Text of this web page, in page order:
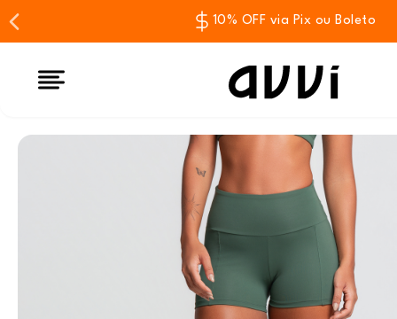
10% OFF via Pix ou Boleto